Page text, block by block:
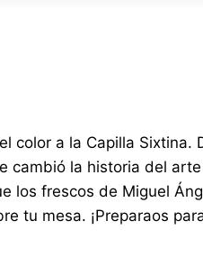
color a la Capilla Sixtina.
cambió la historia del
los frescos de Miguel
tu mesa. ¡Preparaos